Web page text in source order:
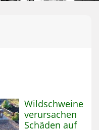
Mehr zum
Wildschweine
verursachen
Schäden auf